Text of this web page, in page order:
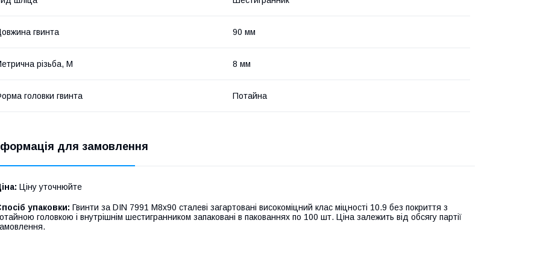
гвинта 90 мм
різьба, М 8 мм
головки гвинта Потайна
для замовлення
Ціну уточнюйте
упаковки: Гвинти за DIN 7991 М8х90 сталеві загартовані високоміцний клас міцності 10.9 без покриття з
головкою і внутрішнім шестигранником запаковані в пакованнях по 100 шт. Ціна залежить від обсягу партії